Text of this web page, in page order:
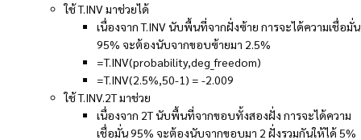
ใช้ T.INV มาช่วยได้
เนื่องจาก T.INV นับพื้นที่จากฝั่งซ้าย การจะได้ความเชื่อมั่น
95% จะต้องนับจากขอบซ้ายมา 2.5%
=T.INV(probability,deg_freedom)
=T.INV(2.5%,50-1) = -2.009
ใช้ T.INV.2T มาช่วย
เนื่องจาก 2T นับพื้นที่จากขอบทั้งสองฝั่ง การจะได้ความ
เชื่อมั่น 95% จะต้องนับจากขอบมา 2 ฝั่งรวมกันให้ได้ 5%